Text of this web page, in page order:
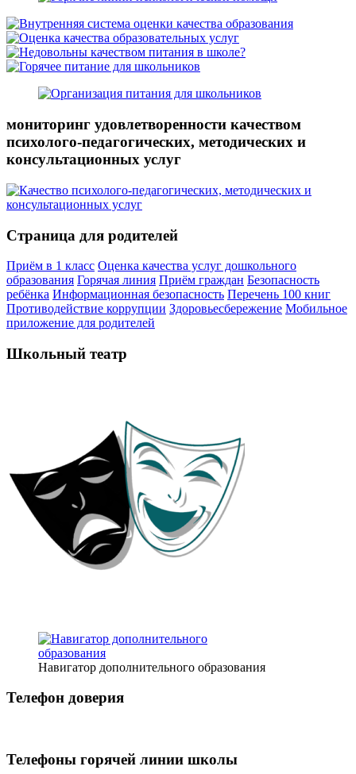
мониторинг удовлетворенности качеством
психолого-педагогических, методических и
консультационных услуг
Страница для родителей
Приём в 1 класс Оценка качества услуг дошкольного
образования Горячая линия Приём граждан Безопасность
ребёнка Информационная безопасность Перечень 100 книг
Противодействие коррупции Здоровьесбережение Мобильное
приложение для родителей
Школьный театр
Навигатор дополнительного образования
Телефон доверия
Телефоны горячей линии школы